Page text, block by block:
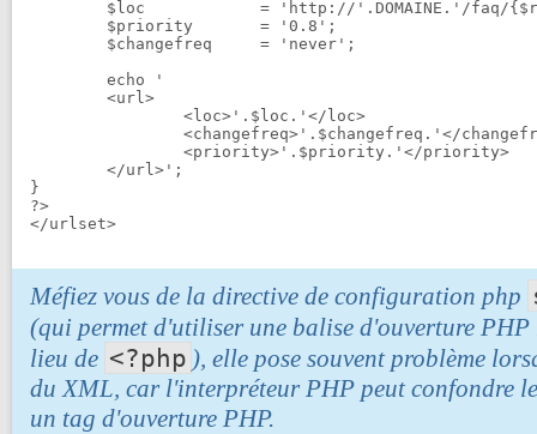
}
?>
Méfiez vous de la directive de configuration php
(qui permet d'utiliser une balise d'ouverture
lieu de <?php ), elle pose souvent problème
du XML, car l'interpréteur PHP peut confondre
un tag d'ouverture PHP.